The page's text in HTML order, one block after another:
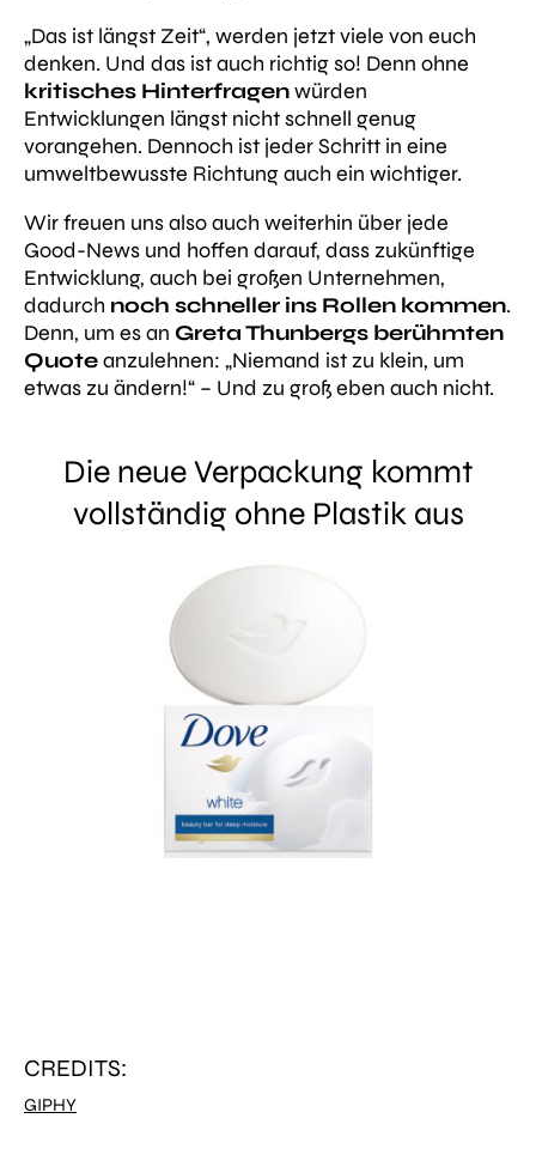
„Das ist längst Zeit“, werden jetzt viele von euch
denken. Und das ist auch richtig so! Denn ohne
kritisches Hinterfragenwürden
Entwicklungen längst nicht schnell genug
vorangehen. Dennoch ist jeder Schritt in eine
umweltbewusste Richtung auch ein wichtiger.
Wir freuen uns also auch weiterhin über jede
Good-News und hoffen darauf, dass zukünftige
Entwicklung, auch bei großen Unternehmen,
dadurch noch schneller ins Rollen kommen.
Denn, um es an Greta Thunbergs berühmten
Quoteanzulehnen: „Niemand ist zu klein, um
etwas zu ändern!“ – Und zu groß eben auch nicht.
Die neue Verpackung kommt
vollständig ohne Plastik aus
CREDITS:
GIPHY